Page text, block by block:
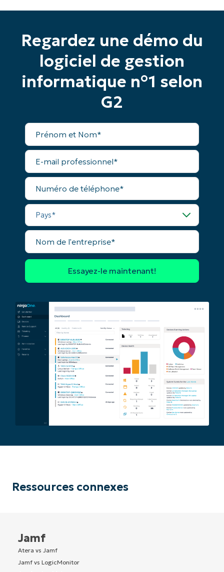
Regardez une démo du
logiciel de gestion
informatique n°1 selon
G2
Prénom
Nom*
E-
mail
professionnel*
Numéro
téléphone*
Pays*
Nom
l'entreprise*
Ressources connexes
Jamf
Atera vs Jamf
Jamf vs LogicMonitor
Commencez votre essai de 14 jours
Pas de carte de crédit requise, accès complet à
toutes les fonctionnalités.
Prénom
number*
Pays
Company
name*